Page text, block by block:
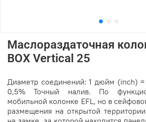
Маслораздаточная
BOX Vertical 25
Диаметр соединений: 1 дюйм (inch)
0,5% Точный налив. По
мобильной колонке EFL, но в
размещения на открытой